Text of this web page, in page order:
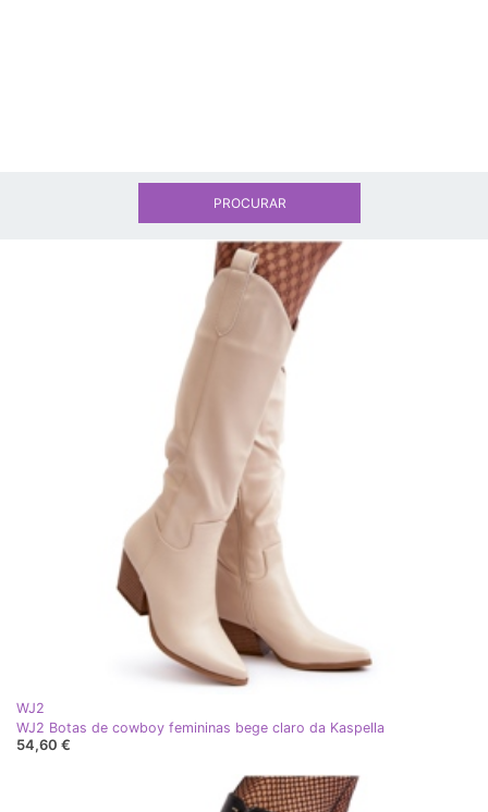
WJ2
WJ2 Botas de cowboy femininas bege claro da Kaspella
54,60 €
PROCURAR